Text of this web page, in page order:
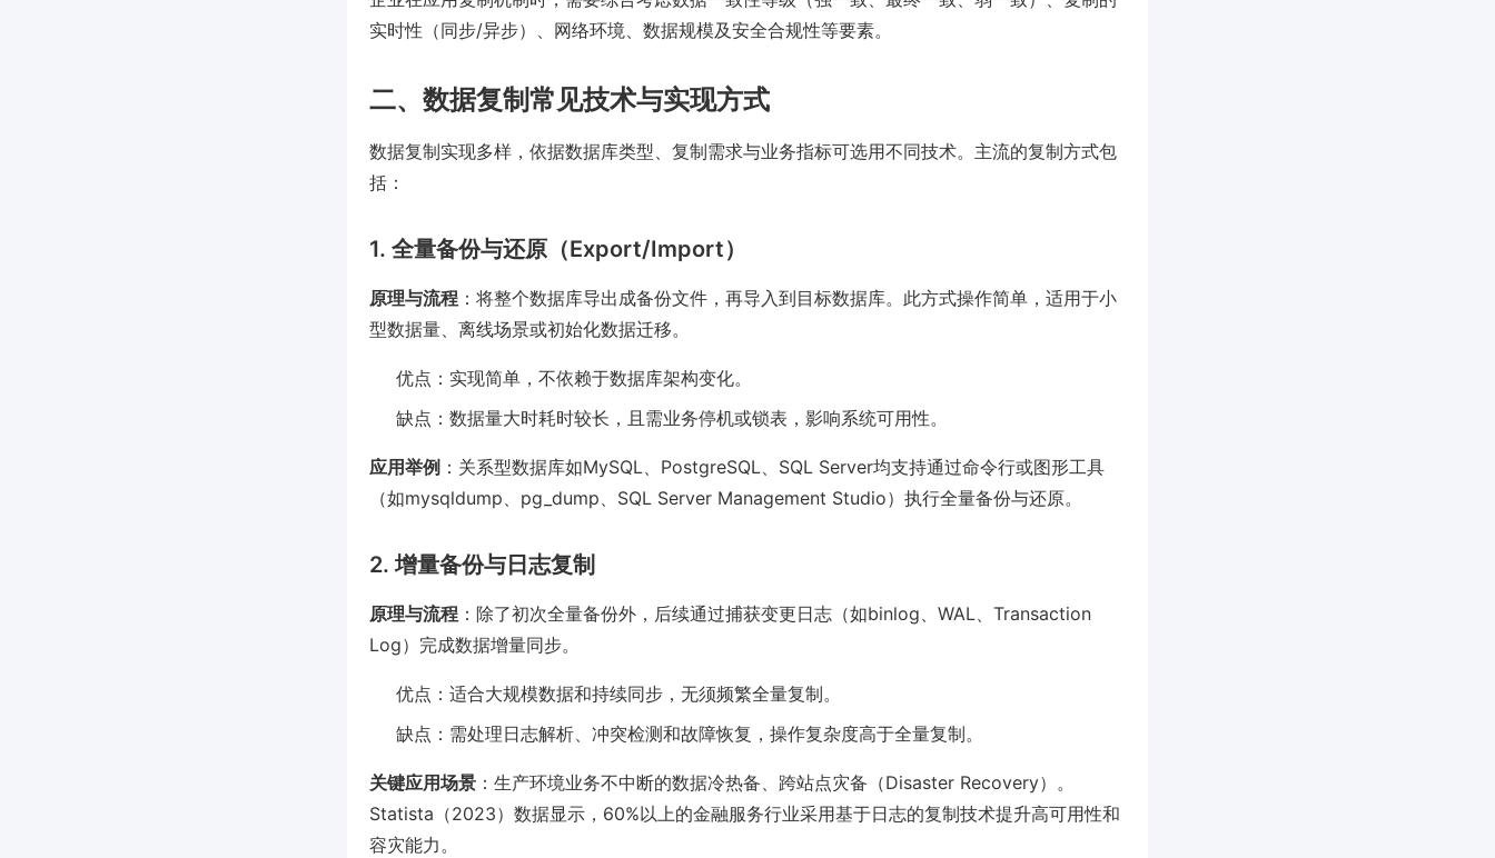
实时性（同步/异步）、网络环境、数据规模及安全合规性等要素。
二、数据复制常见技术与实现方式
数据复制实现多样，依据数据库类型、复制需求与业务指标可选用不同技术。主流的复制方式包
括：
1. 全量备份与还原（Export/Import）
原理与流程 ：将整个数据库导出成备份文件，再导入到目标数据库。此方式操作简单，适用于小
型数据量、离线场景或初始化数据迁移。
优点：实现简单，不依赖于数据库架构变化。
缺点：数据量大时耗时较长，且需业务停机或锁表，影响系统可用性。
应用举例 ：关系型数据库如MySQL、PostgreSQL、SQL Server均支持通过命令行或图形工具
（如mysqldump、pg_dump、SQL Server Management Studio）执行全量备份与还原。
2. 增量备份与日志复制
原理与流程 ：除了初次全量备份外，后续通过捕获变更日志（如binlog、WAL、Transaction
Log）完成数据增量同步。
优点：适合大规模数据和持续同步，无须频繁全量复制。
缺点：需处理日志解析、冲突检测和故障恢复，操作复杂度高于全量复制。
关键应用场景 ：生产环境业务不中断的数据冷热备、跨站点灾备（Disaster Recovery）。
Statista（2023）数据显示，60%以上的金融服务行业采用基于日志的复制技术提升高可用性和
容灾能力。